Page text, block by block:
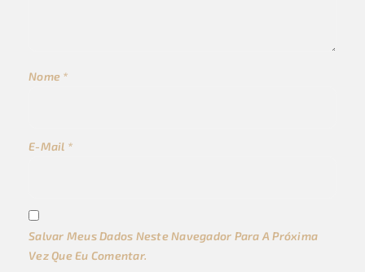
Nome *
E-Mail *
Salvar Meus Dados Neste Navegador Para A Próxima
Vez Que Eu Comentar.